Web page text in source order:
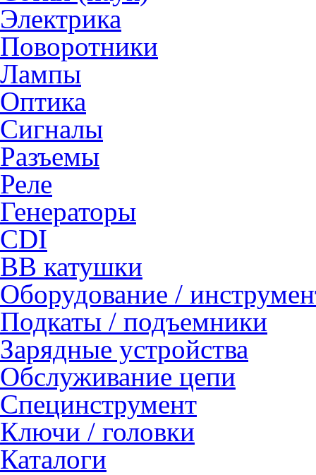
Электрика
Поворотники
Лампы
Оптика
Сигналы
Разъемы
Реле
Генераторы
CDI
ВВ катушки
Оборудование /
Подкаты / подъемники
Зарядные устройства
Обслуживание цепи
Специнструмент
Ключи / головки
Каталоги